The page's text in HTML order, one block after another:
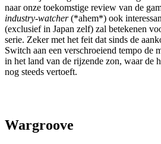
naar onze toekomstige review van de
industry-watcher(*ahem*) ook
(exclusief in Japan zelf) zal betekenen
serie. Zeker met het feit dat sinds de
Switch aan een verschroeiend tempo de
in het land van de rijzende zon, waar de
nog steeds vertoeft.
Wargroove